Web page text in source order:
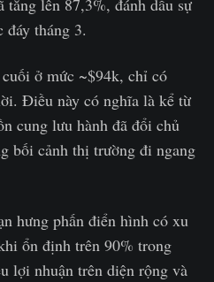
lên 87,3%, đánh dấu sự
đáy tháng 3.
ở mức ~$94k, chỉ có
Điều này có nghĩa là kể từ
cung lưu hành đã đổi chủ
bối cảnh thị trường đi ngang
hưng phấn điển hình có xu
ổn định trên 90% trong
lợi nhuận trên diện rộng và